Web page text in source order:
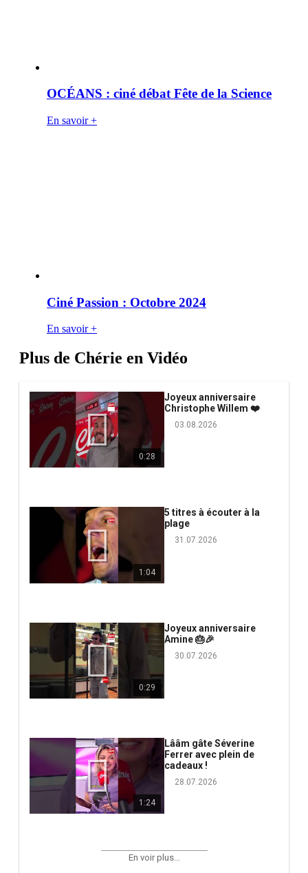
OCÉANS : ciné débat Fête de la Science
En savoir +
Ciné Passion : Octobre 2024
En savoir +
Plus de Chérie en Vidéo
0:28
Joyeux anniversaire
Christophe Willem ❤️
03.08.2026
1:04
5 titres à écouter à la
plage
31.07.2026
0:29
Joyeux anniversaire
Amine 🎂🎉
30.07.2026
1:24
Lââm gâte Séverine
Ferrer avec plein de
cadeaux !
28.07.2026
En voir plus...